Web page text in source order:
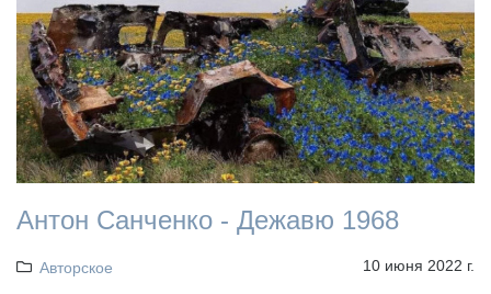
Антон Санченко - Дежавю 1968
Авторское 10 июня 2022 г.